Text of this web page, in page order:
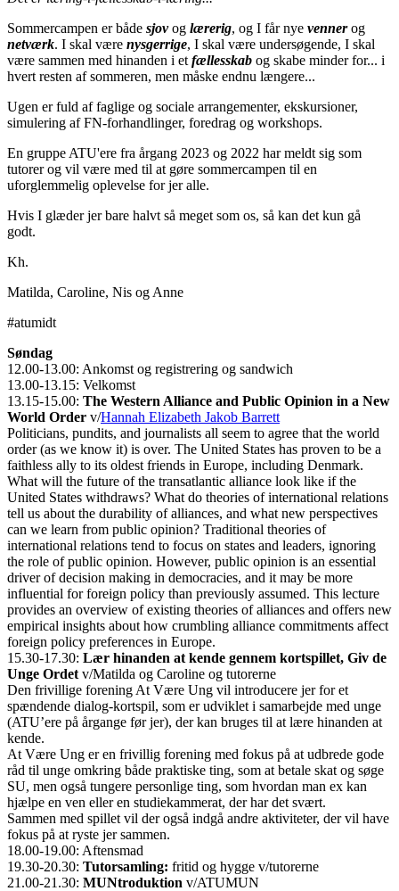
Sommercampen er både sjovog lærerig, og I får nye vennerog
netværk. I skal være nysgerrige, I skal være undersøgende, I skal
være sammen med hinanden i et fællesskab og skabe minder for... i
hvert resten af sommeren, men måske endnu længere...
Ugen er fuld af faglige og sociale arrangementer, ekskursioner,
simulering af FN-forhandlinger, foredrag og workshops.
En gruppe ATU'ere fra årgang 2023 og 2022 har meldt sig som
tutorer og vil være med til at gøre sommercampen til en
uforglemmelig oplevelse for jer alle.
Hvis I glæder jer bare halvt så meget som os, så kan det kun gå
godt.
Kh.
Matilda, Caroline, Nis og Anne
#atumidt
Søndag
12.00-13.00: Ankomst og registrering og sandwich
13.00-13.15: Velkomst
13.15-15.00: The Western Alliance and Public Opinion in a New
World Order v/Hannah Elizabeth Jakob Barrett
Politicians, pundits, and journalists all seem to agree that the world
order (as we know it) is over. The United States has proven to be a
faithless ally to its oldest friends in Europe, including Denmark.
What will the future of the transatlantic alliance look like if the
United States withdraws? What do theories of international relations
tell us about the durability of alliances, and what new perspectives
can we learn from public opinion? Traditional theories of
international relations tend to focus on states and leaders, ignoring
the role of public opinion. However, public opinion is an essential
driver of decision making in democracies, and it may be more
influential for foreign policy than previously assumed. This lecture
provides an overview of existing theories of alliances and offers new
empirical insights about how crumbling alliance commitments affect
foreign policy preferences in Europe.
15.30-17.30: Lær hinanden at kende gennem kortspillet, Giv de
Unge Ordet v/Matilda og Caroline og tutorerne
Den frivillige forening At Være Ung vil introducere jer for et
spændende dialog-kortspil, som er udviklet i samarbejde med unge
(ATU’ere på årgange før jer), der kan bruges til at lære hinanden at
kende.
At Være Ung er en frivillig forening med fokus på at udbrede gode
råd til unge omkring både praktiske ting, som at betale skat og søge
SU, men også tungere personlige ting, som hvordan man ex kan
hjælpe en ven eller en studiekammerat, der har det svært.
Sammen med spillet vil der også indgå andre aktiviteter, der vil have
fokus på at ryste jer sammen.
18.00-19.00: Aftensmad
19.30-20.30: Tutorsamling: fritid og hygge v/tutorerne
21.00-21.30: MUNtroduktion v/ATUMUN